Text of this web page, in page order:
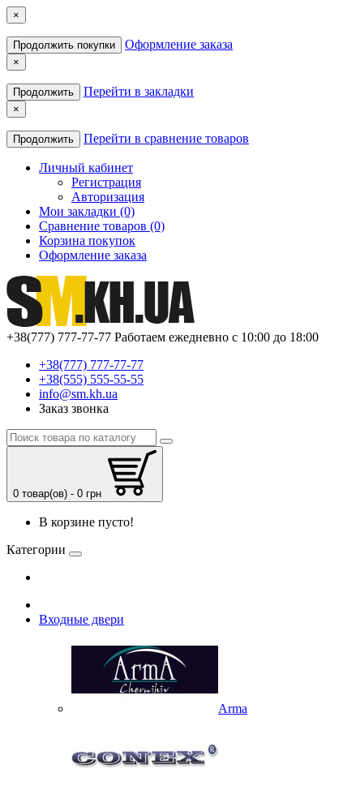
×
Продолжить покупки Оформление заказа
×
Продолжить Перейти в закладки
×
Продолжить Перейти в сравнение товаров
Личный кабинет
Регистрация
Авторизация
Мои закладки (0)
Сравнение товаров (0)
Корзина покупок
Оформление заказа
+38(777) 777-77-77 Работаем ежедневно с 10:00 до 18:00
+38(777) 777-77-77
+38(555) 555-55-55
info@sm.kh.ua
Заказ звонка
0 товар(ов) - 0 грн
В корзине пусто!
Категории
Входные двери
Arma